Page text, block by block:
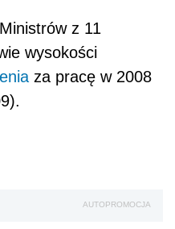
z 11
wysokości
za pracę w 2008
AUTOPROMOCJA